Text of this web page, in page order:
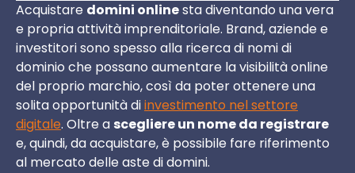
Acquistare domini onlinesta diventando una vera
e propria attività imprenditoriale. Brand, aziende e
investitori sono spesso alla ricerca di nomi di
dominio che possano aumentare la visibilità online
del proprio marchio, così da poter ottenere una
solita opportunità diinvestimento nel settore
digitale. Oltre a scegliere un nome da registrare
e, quindi, da acquistare, è possibile fare riferimento
al mercato delle aste di domini.